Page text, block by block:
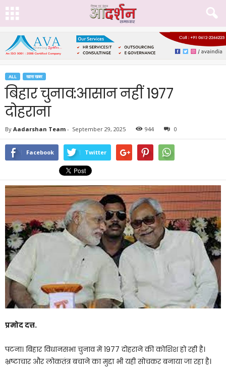
ALL खास खबर
बिहार चुनाव:आसान नहीं 1977
दोहराना
By Aadarshan Team - September 29, 2025 944 0
Facebook Twitter
प्रमोद दत्त.
पटना। बिहार विधानसभा चुनाव में 1977 दोहराने की कोशिश हो रही है।
भ्रष्टाचार और लोकतंत्र बचाने का मुद्दा भी यही सोचकर बनाया जा रहा है।